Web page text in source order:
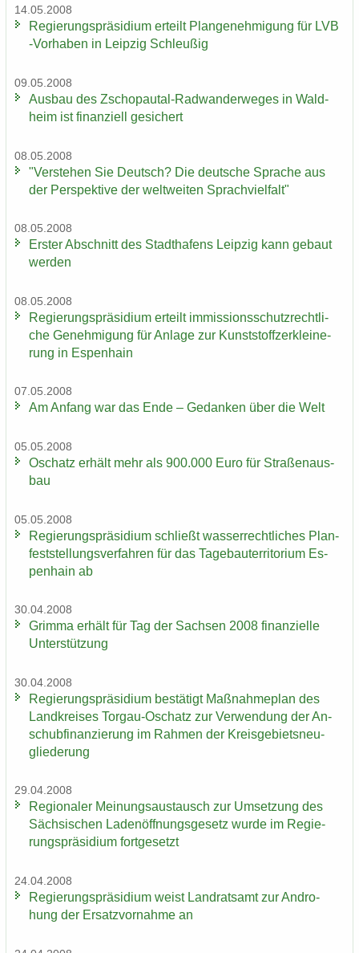
14.05.2008
Re­gie­rungs­prä­si­di­um er­teilt Plan­ge­neh­mi­gung für LVB
-​Vorhaben in Leip­zig Schleu­ßig
09.05.2008
Aus­bau des Zschopautal-​Radwanderweges in Wald­
heim ist fi­nan­zi­ell ge­si­chert
08.05.2008
"Ver­ste­hen Sie Deutsch? Die deut­sche Spra­che aus
der Per­spek­ti­ve der welt­wei­ten Sprach­viel­falt"
08.05.2008
Ers­ter Ab­schnitt des Stadt­ha­fens Leip­zig kann ge­baut
wer­den
08.05.2008
Re­gie­rungs­prä­si­di­um er­teilt im­mis­si­ons­schutz­recht­li­
che Ge­neh­mi­gung für An­la­ge zur Kunst­stoff­zer­klei­ne­
rung in Es­pen­hain
07.05.2008
Am An­fang war das Ende – Ge­dan­ken über die Welt
05.05.2008
Oschatz er­hält mehr als 900.000 Euro für Stra­ßen­aus­
bau
05.05.2008
Re­gie­rungs­prä­si­di­um schließt was­ser­recht­li­ches Plan­
fest­stel­lungs­ver­fah­ren für das Ta­ge­bau­ter­ri­to­ri­um Es­
pen­hain ab
30.04.2008
Grim­ma er­hält für Tag der Sach­sen 2008 fi­nan­zi­el­le
Un­ter­stüt­zung
30.04.2008
Re­gie­rungs­prä­si­di­um be­stä­tigt Maß­nah­me­plan des
Land­krei­ses Torgau-​Oschatz zur Ver­wen­dung der An­
schub­fi­nan­zie­rung im Rah­men der Kreis­ge­biets­neu­
glie­de­rung
29.04.2008
Re­gio­na­ler Mei­nungs­aus­tausch zur Um­set­zung des
Säch­si­schen La­den­öff­nungs­ge­setz wurde im Re­gie­
rungs­prä­si­di­um fort­ge­setzt
24.04.2008
Re­gie­rungs­prä­si­di­um weist Land­rats­amt zur An­dro­
hung der Er­satz­vor­nah­me an